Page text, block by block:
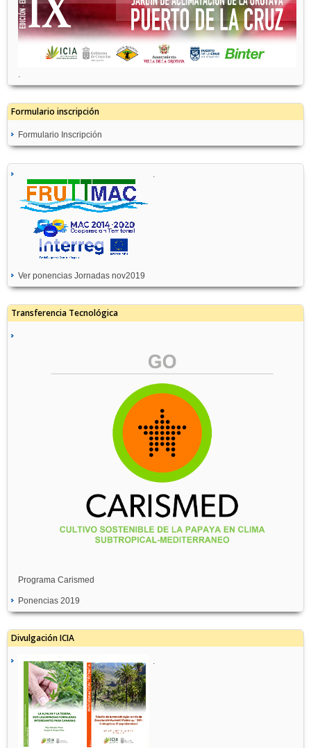
Formulario inscripción
Formulario Inscripción
Ver ponencias Jornadas nov2019
Transferencia Tecnológica
Programa Carismed
Ponencias 2019
Divulgación ICIA